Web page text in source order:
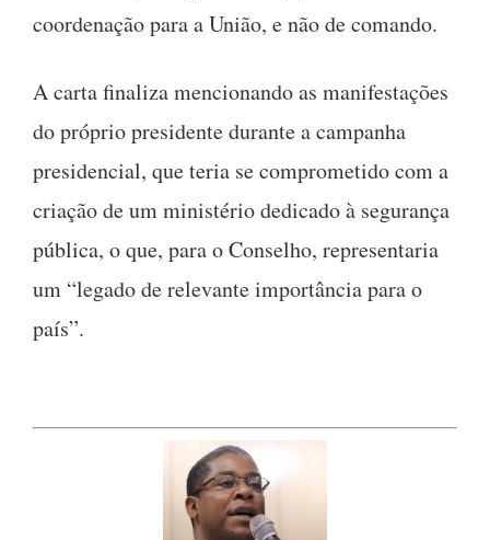
coordenação para a União, e não de comando.
A carta finaliza mencionando as manifestações
do próprio presidente durante a campanha
presidencial, que teria se comprometido com a
criação de um ministério dedicado à segurança
pública, o que, para o Conselho, representaria
um “legado de relevante importância para o
país”.